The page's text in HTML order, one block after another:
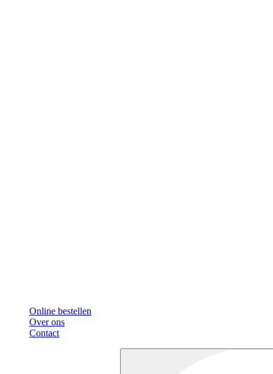
Online bestellen
Over ons
Contact